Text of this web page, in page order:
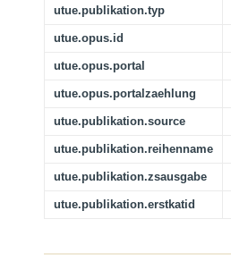
utue.publikation.typ
utue.opus.id
utue.opus.portal
utue.opus.portalzaehlung
utue.publikation.source
utue.publikation.reihenname
utue.publikation.zsausgabe
utue.publikation.erstkatid